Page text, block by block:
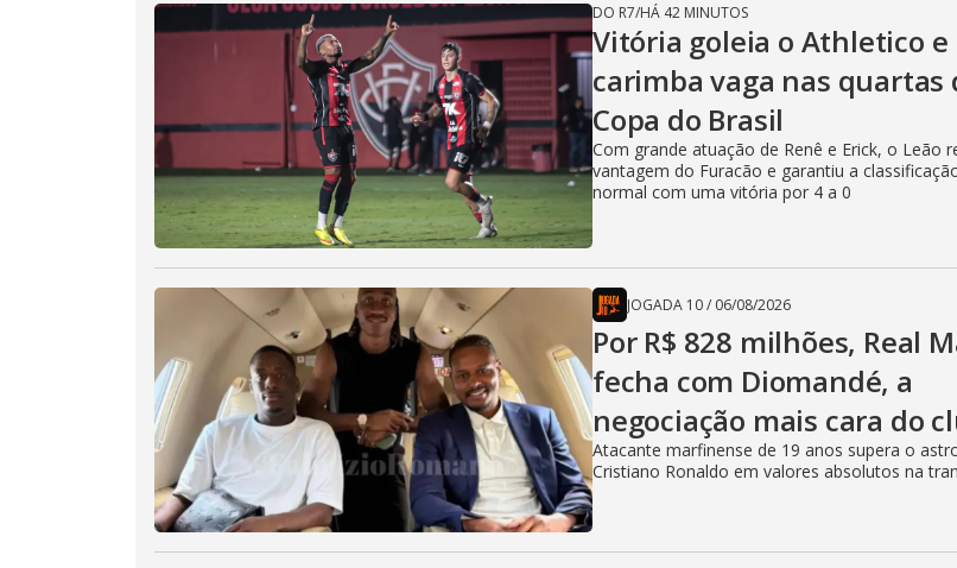
DO R7/HÁ 42 MINUTOS
Vitória goleia o Athletico e
carimba vaga nas quartas
Copa do Brasil
Com grande atuação de Renê e Erick, o Leão
vantagem do Furacão e garantiu a
normal com uma vitória por 4 a 0
JOGADA 10/ 06/08/2026
Por R$ 828 milhões, Real
fecha com Diomandé, a
negociação mais cara do
Atacante marfinense de 19 anos supera o
Cristiano Ronaldo em valores absolutos na